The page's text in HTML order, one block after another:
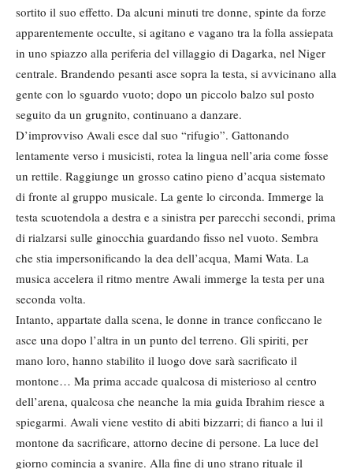
sortito il suo effetto. Da alcuni minuti tre donne, spinte da forze
apparentemente occulte, si agitano e vagano tra la folla assiepata
in uno spiazzo alla periferia del villaggio di Dagarka, nel Niger
centrale. Brandendo pesanti asce sopra la testa, si avvicinano alla
gente con lo sguardo vuoto; dopo un piccolo balzo sul posto
seguito da un grugnito, continuano a danzare.
D’improvviso Awali esce dal suo “rifugio”. Gattonando
lentamente verso i musicisti, rotea la lingua nell’aria come fosse
un rettile. Raggiunge un grosso catino pieno d’acqua sistemato
di fronte al gruppo musicale. La gente lo circonda. Immerge la
testa scuotendola a destra e a sinistra per parecchi secondi, prima
di rialzarsi sulle ginocchia guardando fisso nel vuoto. Sembra
che stia impersonificando la dea dell’acqua, Mami Wata. La
musica accelera il ritmo mentre Awali immerge la testa per una
seconda volta.
Intanto, appartate dalla scena, le donne in trance conficcano le
asce una dopo l’altra in un punto del terreno. Gli spiriti, per
mano loro, hanno stabilito il luogo dove sarà sacrificato il
montone… Ma prima accade qualcosa di misterioso al centro
dell’arena, qualcosa che neanche la mia guida Ibrahim riesce a
spiegarmi. Awali viene vestito di abiti bizzarri; di fianco a lui il
montone da sacrificare, attorno decine di persone. La luce del
giorno comincia a svanire. Alla fine di uno strano rituale il